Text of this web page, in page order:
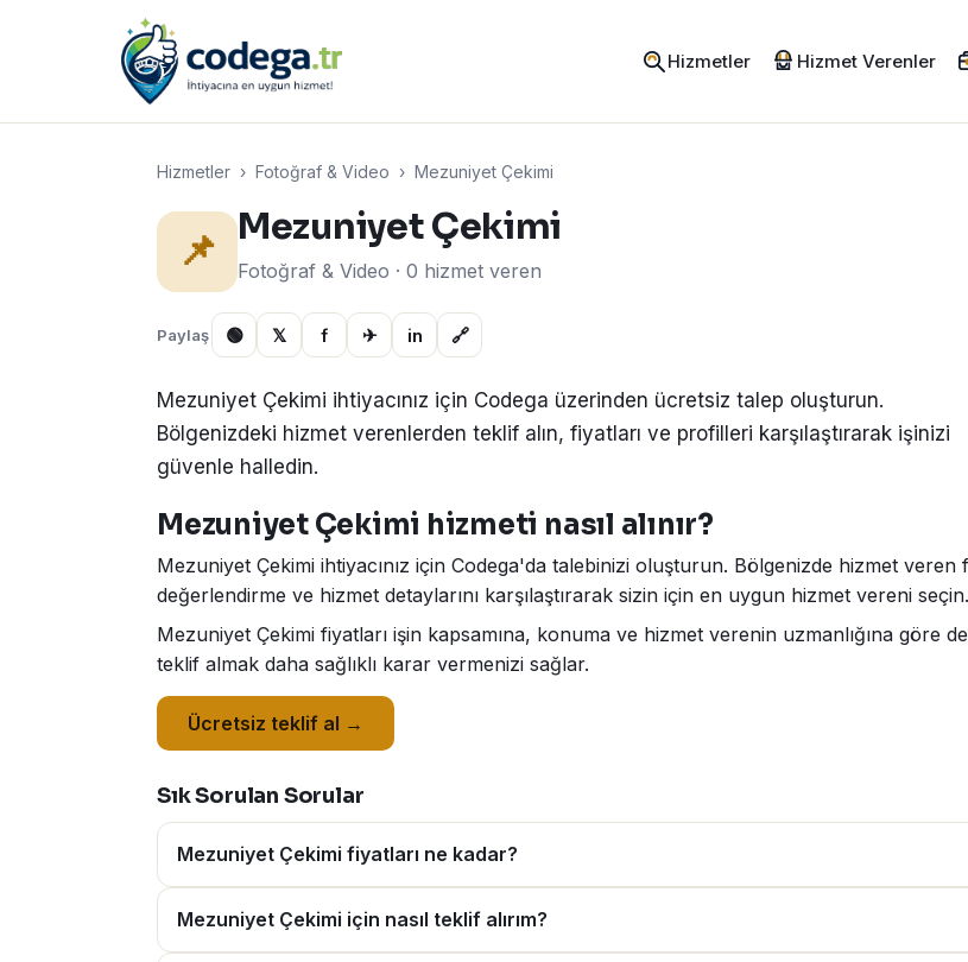
Hizmetler Hizmet Verenler
Hizmetler › Fotoğraf & Video › Mezuniyet Çekimi
📌 Mezuniyet Çekimi
Fotoğraf & Video · 0 hizmet veren
Paylaş 🟢 𝕏 f ✈ in 🔗
Mezuniyet Çekimi ihtiyacınız için Codega üzerinden ücretsiz talep oluşturun.
Bölgenizdeki hizmet verenlerden teklif alın, fiyatları ve profilleri karşılaştırarak işinizi
güvenle halledin.
Mezuniyet Çekimi hizmeti nasıl alınır?
Mezuniyet Çekimi ihtiyacınız için Codega'da talebinizi oluşturun. Bölgenizde hizmet
değerlendirme ve hizmet detaylarını karşılaştırarak sizin için en uygun hizmet vereni seçin.
Mezuniyet Çekimi fiyatları işin kapsamına, konuma ve hizmet verenin uzmanlığına göre
teklif almak daha sağlıklı karar vermenizi sağlar.
Ücretsiz teklif al →
Sık Sorulan Sorular
Mezuniyet Çekimi fiyatları ne kadar?
Mezuniyet Çekimi için nasıl teklif alırım?